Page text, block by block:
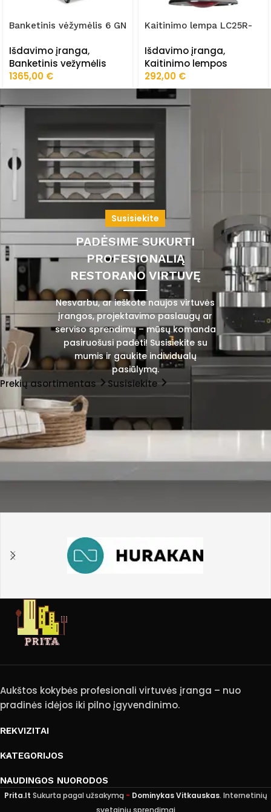
Banketinis vėžymėlis 6 GN
Išdavimo įranga,
Banketinis vežymėlis
1365,00 €
Kaitinimo lempa LC25R-
Išdavimo įranga,
Kaitinimo lempos
292,00 €
Susisiekite
PADĖSIME SUKURTI
PROFESIONALIĄ
RESTORANO VIRTUVĘ
Nesvarbu, ar ieškote naujos virtuvės
įrangos, projektavimo paslaugų ar
serviso sprendimų – mūsų komanda
pasiruošusi padėti! Susisiekite su
mumis ir gaukite individualų
pasiūlymą.
Prekių asortimentas Susisiekite
Aukštos kokybės profesionali virtuvės įranga – nuo
pradinės idėjos iki pilno įgyvendinimo.
REKVIZITAI
KATEGORIJOS
NAUDINGOS NUORODOS
Prita.lt Sukurta pagal užsakymą - Dominykas Vitkauskas. Internetinių
svetainių sprendimai